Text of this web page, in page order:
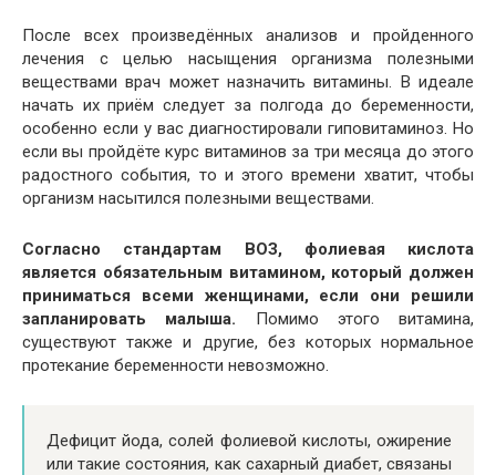
После всех произведённых анализов и пройденного
лечения с целью насыщения организма полезными
веществами врач может назначить витамины. В идеале
начать их приём следует за полгода до беременности,
особенно если у вас диагностировали гиповитаминоз. Но
если вы пройдёте курс витаминов за три месяца до этого
радостного события, то и этого времени хватит, чтобы
организм насытился полезными веществами.
Согласно стандартам ВОЗ, фолиевая кислота
является обязательным витамином, который должен
приниматься всеми женщинами, если они решили
запланировать малыша. Помимо этого витамина,
существуют также и другие, без которых нормальное
протекание беременности невозможно.
Дефицит йода, солей фолиевой кислоты, ожирение
или такие состояния, как сахарный диабет, связаны